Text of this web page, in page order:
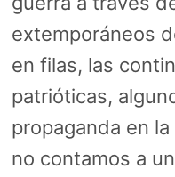
extemporáneos
en filas, las
patrióticas,
propaganda en
no contamos a